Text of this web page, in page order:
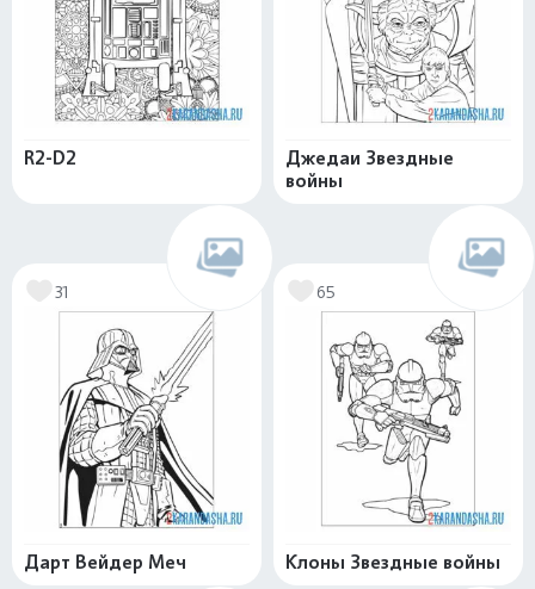
R2-D2
Джедаи Звездные
войны
31
Дарт Вейдер Меч
65
Клоны Звездные войны